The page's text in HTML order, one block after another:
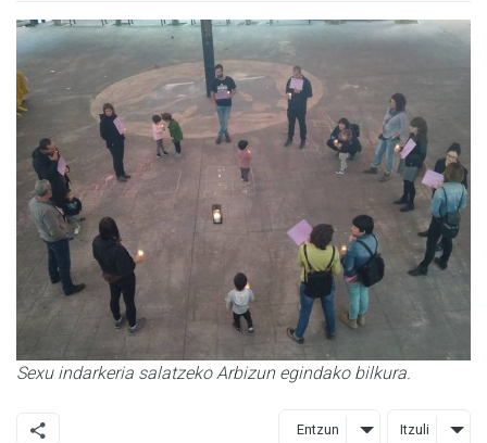
Sexu indarkeria salatzeko Arbizun egindako bilkura.
Entzun Itzuli